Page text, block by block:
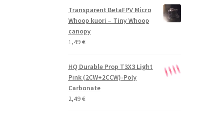
Transparent BetaFPV Micro
Whoop kuori – Tiny Whoop
canopy
1,49€
HQ Durable Prop T3X3 Light
Pink (2CW+2CCW)-Poly
Carbonate
2,49€